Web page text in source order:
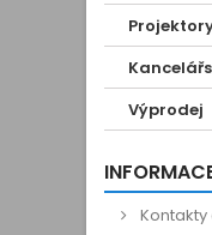
Výprodej